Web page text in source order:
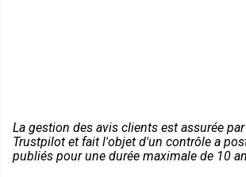
La gestion des avis clients est assurée
Trustpilot et fait l'objet d'un contrôle a
publiés pour une durée maximale de 10